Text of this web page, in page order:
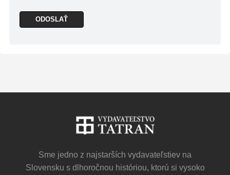
Sme jedno z najstarších vydavateľstiev na
Slovensku s dlhoročnou históriou, ktorú si vysoko